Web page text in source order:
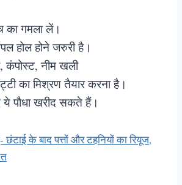
का गमला लें।
होल होने जरुरी है।
कंपोस्ट, नीम खली
का मिश्रण तैयार करना है।
पौधा खरीद सकते हैं।
छंटाई के बाद पत्तों और टहनियों का रियूज,